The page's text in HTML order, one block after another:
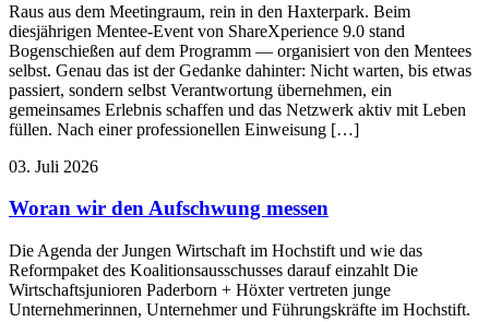
Raus aus dem Meetingraum, rein in den Haxterpark. Beim
diesjährigen Mentee-Event von ShareXperience 9.0 stand
Bogenschießen auf dem Programm — organisiert von den Mentees
selbst. Genau das ist der Gedanke dahinter: Nicht warten, bis etwas
passiert, sondern selbst Verantwortung übernehmen, ein
gemeinsames Erlebnis schaffen und das Netzwerk aktiv mit Leben
füllen. Nach einer professionellen Einweisung […]
03. Juli 2026
Woran wir den Aufschwung messen
Die Agenda der Jungen Wirtschaft im Hochstift und wie das
Reformpaket des Koalitionsausschusses darauf einzahlt Die
Wirtschaftsjunioren Paderborn + Höxter vertreten junge
Unternehmerinnen, Unternehmer und Führungskräfte im Hochstift.